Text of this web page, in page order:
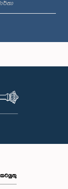
කටයුතු